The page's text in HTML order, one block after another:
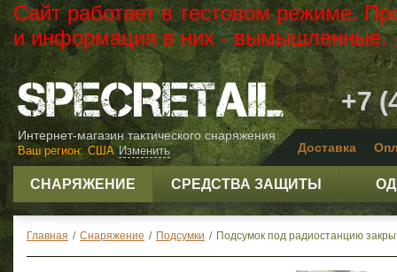
Сайт работает в тестовом режиме.
и информация в них - вымышленные.
Интернет-магазин тактического снаряжения
+7
Доставка
Изменить
Ваш регион: США
СНАРЯЖЕНИЕ СРЕДСТВА ЗАЩИТЫ
Главная / Снаряжение / Подсумки / Подсумок под радиостанцию